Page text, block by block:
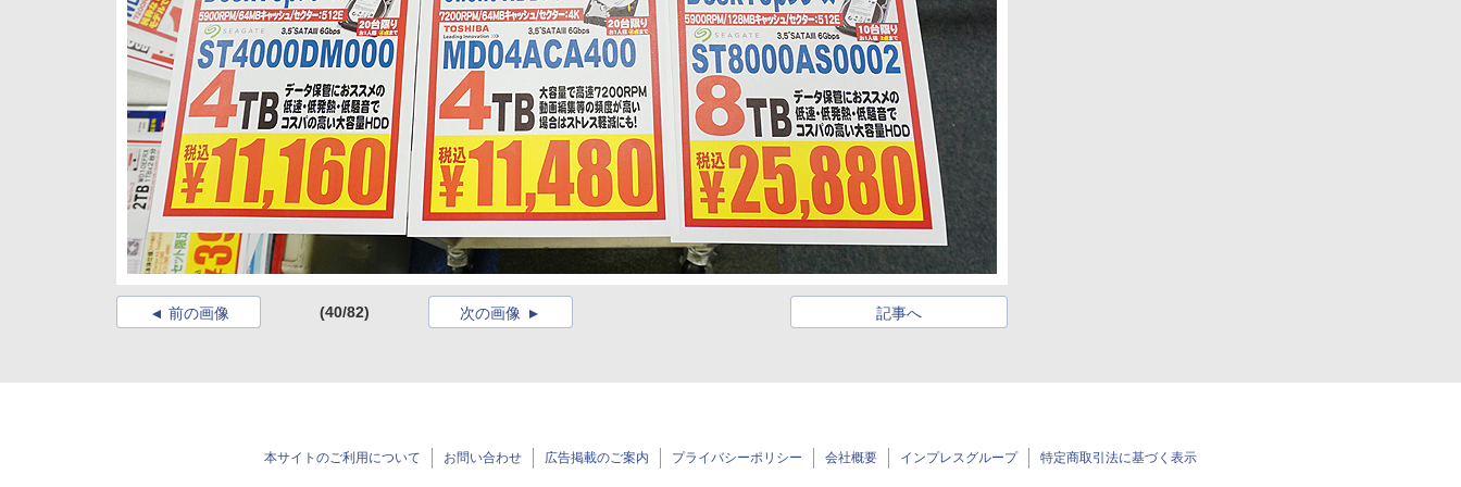
前の画像 (40/82) 記事へ
次の画像
本サイトのご利用について お問い合わせ 広告掲載のご案内 プライバシーポリシー 会社概要 インプレスグループ 特定商取引法に基づく表示